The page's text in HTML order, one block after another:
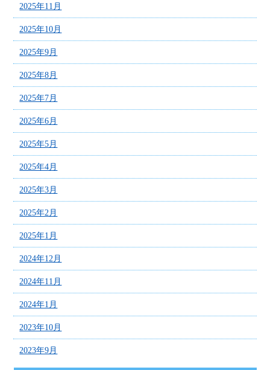
2025年11月
2025年10月
2025年9月
2025年8月
2025年7月
2025年6月
2025年5月
2025年4月
2025年3月
2025年2月
2025年1月
2024年12月
2024年11月
2024年1月
2023年10月
2023年9月